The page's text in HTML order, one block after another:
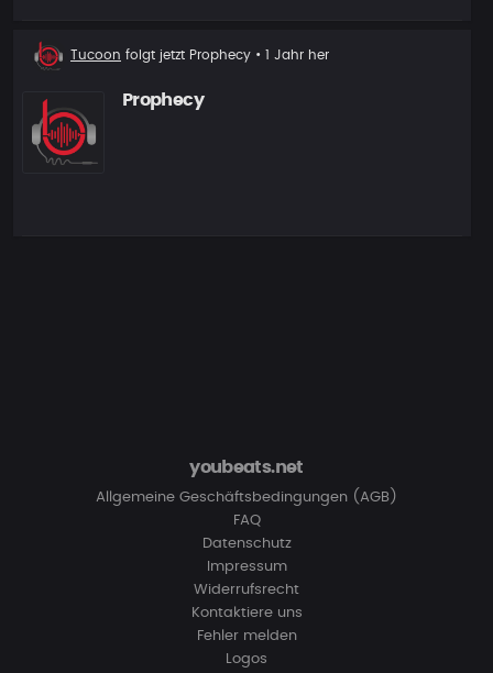
Neuer
Tucoon folgt jetzt Prophecy • 1 Jahr her
Prophecy
youbeats.net
Allgemeine Geschäftsbedingungen (AGB)
FAQ
Datenschutz
Impressum
Widerrufsrecht
Kontaktiere uns
Fehler melden
Logos